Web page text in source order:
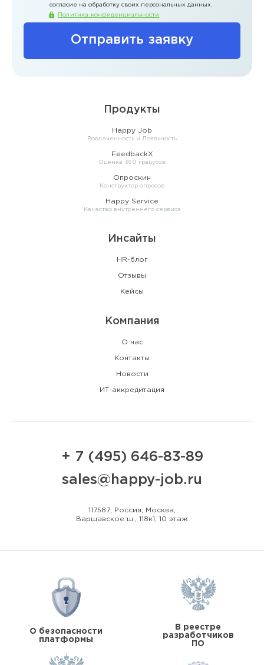
Отправить заявку
согласие на обработку своих персональных данных.
Политика конфиденциальности
Продукты
Happy Job
Вовлеченность и Лояльность
FeedbackX
Оценка 360 градусов
Опроскин
Конструктор опросов
Happy Service
Качество внутреннего сервиса
Инсайты
HR-блог
Отзывы
Кейсы
Компания
О нас
Контакты
Новости
ИТ-аккредитация
+ 7 (495) 646-83-89
sales@happy-job.ru
117587, Россия, Москва,
Варшавское ш., 118к1, 10 этаж
О безопасности
платформы
В реестре
разработчиков
ПО